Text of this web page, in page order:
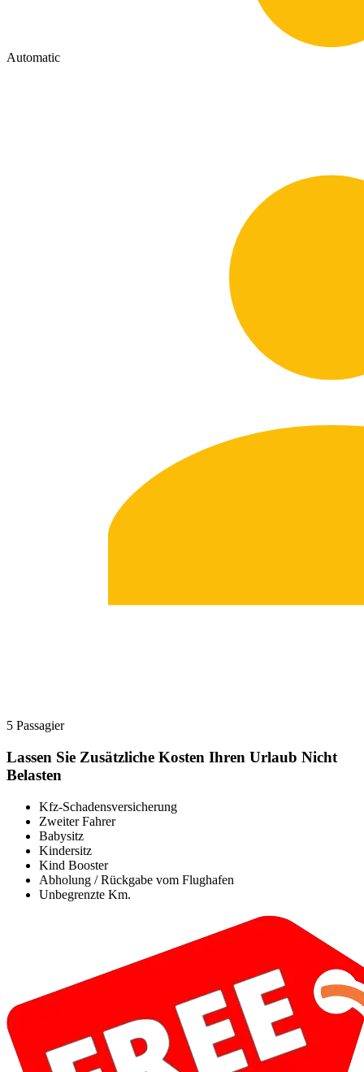
Automatic
5 Passagier
Lassen Sie Zusätzliche Kosten Ihren Urlaub Nicht
Belasten
Kfz-Schadensversicherung
Zweiter Fahrer
Babysitz
Kindersitz
Kind Booster
Abholung / Rückgabe vom Flughafen
Unbegrenzte Km.